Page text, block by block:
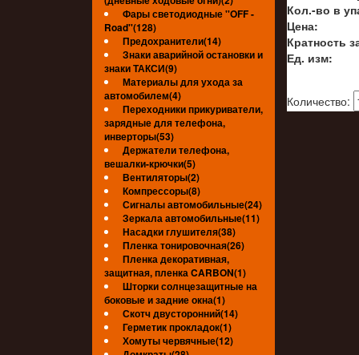
Фары светодиодные ''OFF -
Road''(128)
Предохранители(14)
Знаки аварийной остановки и
знаки ТАКСИ(9)
Материалы для ухода за
автомобилем(4)
Переходники прикуриватели,
зарядные для телефона,
инверторы(53)
Держатели телефона,
вешалки-крючки(5)
Вентиляторы(2)
Компрессоры(8)
Сигналы автомобильные(24)
Зеркала автомобильные(11)
Насадки глушителя(38)
Пленка тонировочная(26)
Пленка декоративная,
защитная, пленка CARBON(1)
Шторки солнцезащитные на
боковые и задние окна(1)
Скотч двусторонний(14)
Герметик прокладок(1)
Хомуты червячные(12)
Кол.-во в
Цена:
Кратность
Ед. изм:
Количество: